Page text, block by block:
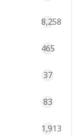
8,258
465
37
83
1,913